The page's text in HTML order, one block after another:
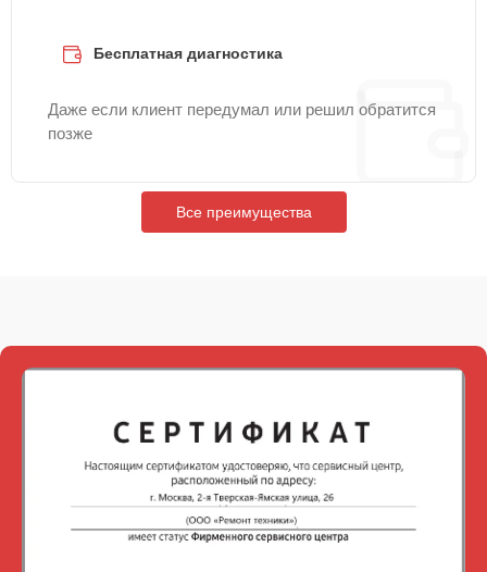
Бесплатная диагностика
Даже если клиент передумал или решил обратится
позже
Все преимущества